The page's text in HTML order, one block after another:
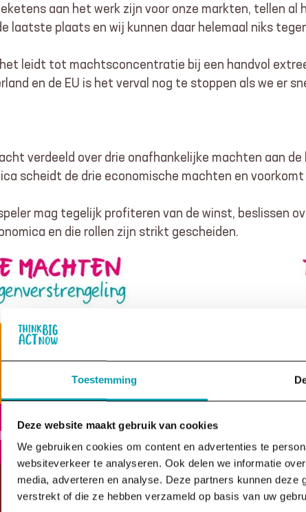
Toestemming
Deze website maakt gebruik van cookies
We gebruiken cookies om content en advertenties te
websiteverkeer te analyseren. Ook delen we informatie
media, adverteren en analyse. Deze partners kunnen
verstrekt of die ze hebben verzameld op basis van uw
aan het werk zijn voor onze markten, tellen al
laatste plaats en wij kunnen daar helemaal niks
leidt tot machtsconcentratie bij een handvol
en de EU is het verval nog te stoppen als we er
verdeeld over drie onafhankelijke machten aan
scheidt de drie economische machten en
mag tegelijk profiteren van de winst, beslissen
en die rollen zijn strikt gescheiden.